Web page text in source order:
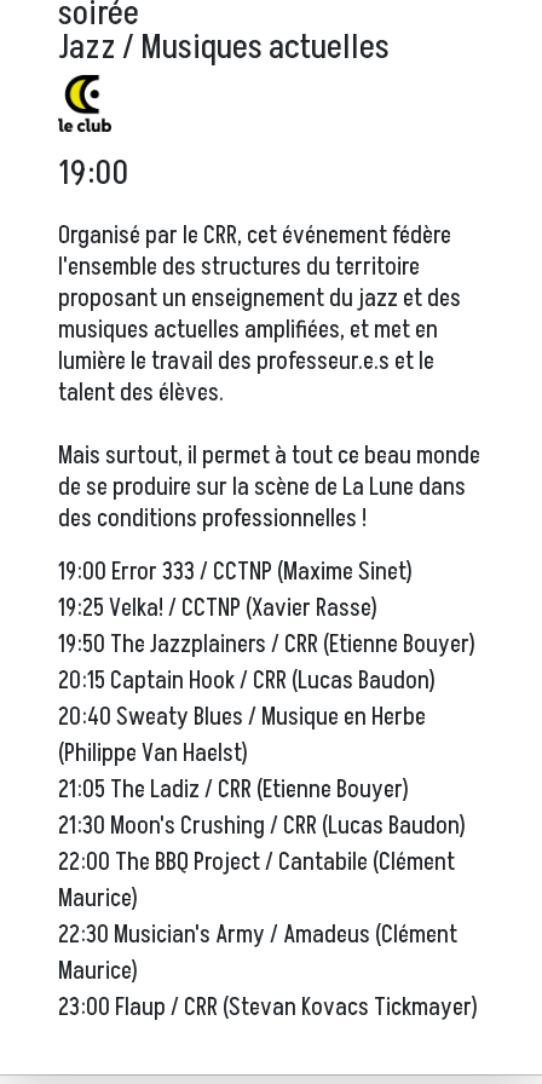
soirée
Jazz / Musiques actuelles
19:00
Organisé par le CRR, cet événement fédère
l'ensemble des structures du territoire
proposant un enseignement du jazz et des
musiques actuelles amplifiées, et met en
lumière le travail des professeur.e.s et le
talent des élèves.
Mais surtout, il permet à tout ce beau monde
de se produire sur la scène de La Lune dans
des conditions professionnelles !
19:00 Error 333 / CCTNP (Maxime Sinet)
19:25 Velka! / CCTNP (Xavier Rasse)
19:50 The Jazzplainers / CRR (Etienne Bouyer)
20:15 Captain Hook / CRR (Lucas Baudon)
20:40 Sweaty Blues / Musique en Herbe
(Philippe Van Haelst)
21:05 The Ladiz / CRR (Etienne Bouyer)
21:30 Moon's Crushing / CRR (Lucas Baudon)
22:00 The BBQ Project / Cantabile (Clément
Maurice)
22:30 Musician's Army / Amadeus (Clément
Maurice)
23:00 Flaup / CRR (Stevan Kovacs Tickmayer)